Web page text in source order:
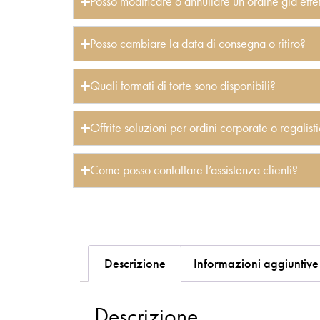
Posso cambiare la data di consegna o ritiro?
Quali formati di torte sono disponibili?
Offrite soluzioni per ordini corporate o
Come posso contattare l’assistenza clienti?
Descrizione Informazioni aggiuntive